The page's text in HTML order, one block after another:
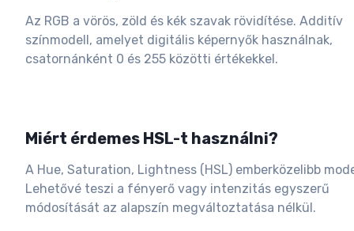
Az RGB a vörös, zöld és kék szavak rövidítése. Additív
színmodell, amelyet digitális képernyők használnak,
csatornánként 0 és 255 közötti értékekkel.
Miért érdemes HSL-t használni?
A Hue, Saturation, Lightness (HSL) emberközelibb
Lehetővé teszi a fényerő vagy intenzitás egyszerű
módosítását az alapszín megváltoztatása nélkül.